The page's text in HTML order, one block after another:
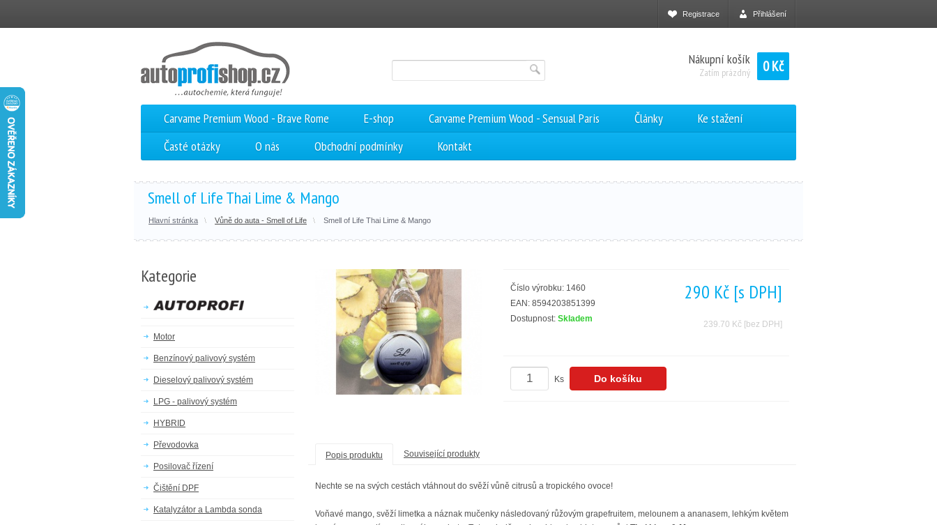
Přihlášení
Registrace
0 Kč
Nákupní košík
Zatím prázdný
Carvame Premium Wood - Brave Rome E-shop Carvame Premium Wood - Sensual Paris Články
Ke stažení
Časté otázky
O nás Obchodní podmínky Kontakt
Smell of Life Thai Lime & Mango
Hlavní stránka Vůně do auta - Smell of Life Smell of Life Thai Lime & Mango
Kategorie
Motor
Benzínový palivový systém
Dieselový palivový systém
LPG - palivový systém
HYBRID
Převodovka
Posilovač řízení
Čištění DPF
Katalyzátor a Lambda sonda
Číslo výrobku: 1460
EAN: 8594203851399
Dostupnost: Skladem
290 Kč [s DPH]
239.70 Kč [bez DPH]
Ks
Popis produktu Související produkty
Nechte se na svých cestách vtáhnout do svěží vůně citrusů a tropického ovoce!
Voňavé mango, svěží limetka a náznak mučenky následovaný růžovým grapefruitem, melounem a ananasem, lehkým květem